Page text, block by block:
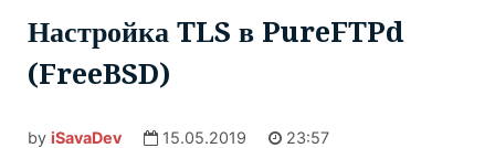
Настройка TLS в PureFTPd
(FreeBSD)
by iSavaDev 15.05.2019 23:57